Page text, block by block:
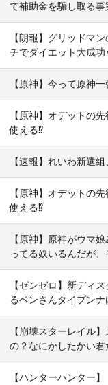
て補助金を騙し取る
【朗報】グリッドマ
チでダイエット大成功
【原神】今って原神一
【原神】オデットの
使える⁉
【速報】れいわ新選
【原神】オデットの
使える⁉
【原神】原神がウマ
ってる奴いるんだが、
【ゼンゼロ】新ディ
るベンさんタイプンナ
【崩壊スターレイル
の？なにかしたかい君
【ハンターハンター